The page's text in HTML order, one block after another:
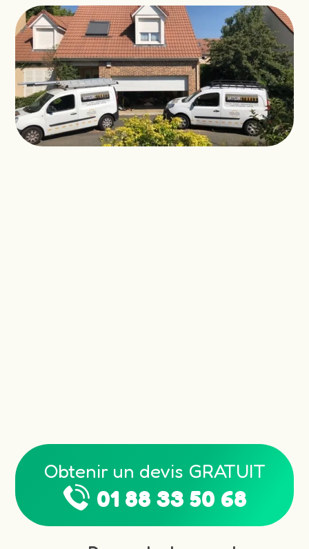
Obtenir un devis GRATUIT
01 88 33 50 68